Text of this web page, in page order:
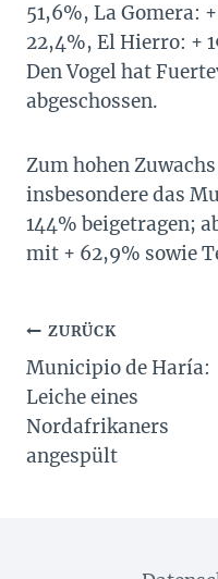
51,6%, La Gomera:
22,4%, El Hierro: +
Den Vogel hat
abgeschossen.
Zum hohen
insbesondere das
144% beigetragen;
mit + 62,9% sowie
ZURÜCK
Municipio de Haría:
Leiche eines
Nordafrikaners
angespült